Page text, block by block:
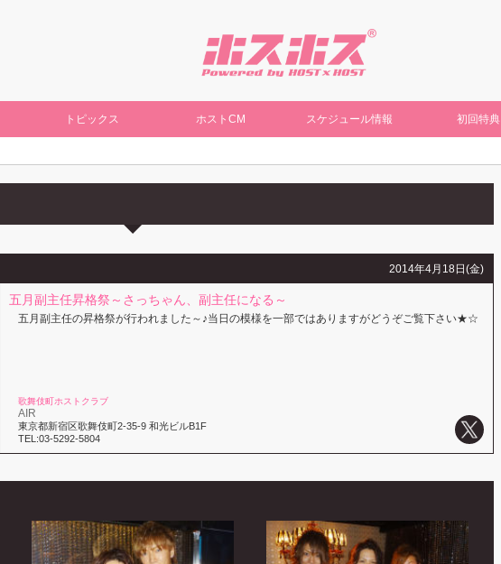
トピックス ホストCM スケジュール情報 初回特典
2014年4月18日(金)
五月副主任昇格祭～さっちゃん、副主任になる～
五月副主任の昇格祭が行われました～♪当日の模様を一部ではありますがどうぞご覧下さい★☆
歌舞伎町ホストクラブ
AIR
東京都新宿区歌舞伎町2-35-9 和光ビルB1F
TEL:03-5292-5804